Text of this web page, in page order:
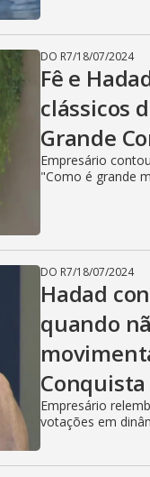
DO R7/18/07/2024
Fê e
clássicos
Grande
Empresário
"Como é grande
DO R7/18/07/2024
Hadad
quando
Conquista
Empresário
votações em